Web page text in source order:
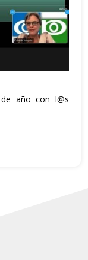
año con l@s